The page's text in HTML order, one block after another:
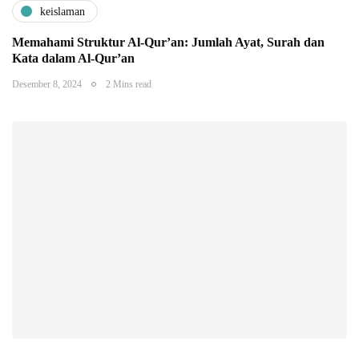
keislaman
Memahami Struktur Al-Qur’an: Jumlah Ayat, Surah dan
Kata dalam Al-Qur’an
Desember 8, 2024 2 Mins read